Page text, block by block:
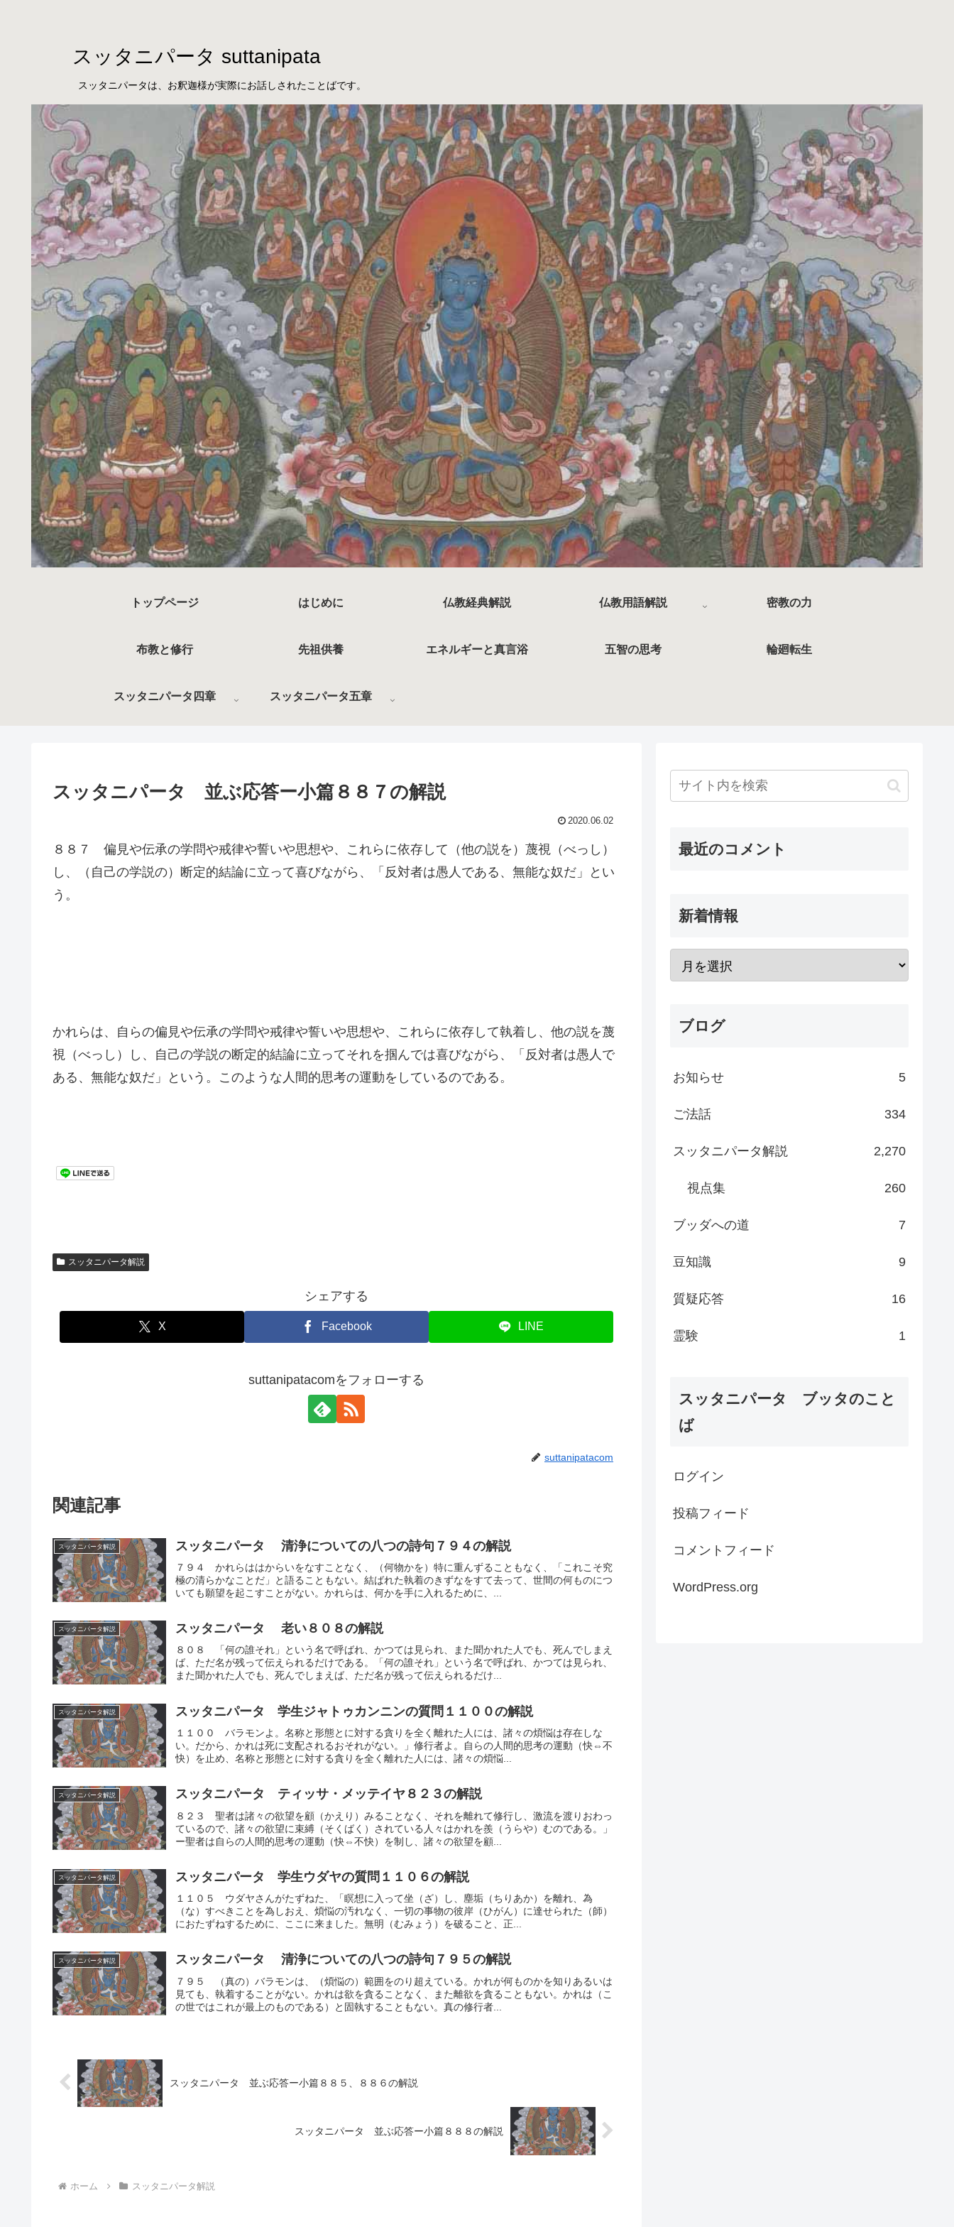
スッタニパータは、お釈迦様が実際にお話しされたことばです。
スッタニパータ suttanipata
トップページ はじめに 仏教経典解説 仏教用語解説 密教の力
布教と修行 先祖供養 エネルギーと真言浴 五智の思考 輪廻転生
スッタニパータ四章 スッタニパータ五章
スッタニパータ 並ぶ応答ー小篇８８７の解説
2020.06.02
８８７ 偏見や伝承の学問や戒律や誓いや思想や、これらに依存して（他の説を）蔑視（べっし）
し、（自己の学説の）断定的結論に立って喜びながら、「反対者は愚人である、無能な奴だ」とい
う。
かれらは、自らの偏見や伝承の学問や戒律や誓いや思想や、これらに依存して執着し、他の説を蔑
視（べっし）し、自己の学説の断定的結論に立ってそれを掴んでは喜びながら、「反対者は愚人で
ある、無能な奴だ」という。このような人間的思考の運動をしているのである。
スッタニパータ解説
シェアする
X Facebook LINE
suttanipatacomをフォローする
suttanipatacom
関連記事
スッタニパータ解説 スッタニパータ 清浄についての八つの詩句７９４の解説
７９４ かれらははからいをなすことなく、（何物かを）特に重んずることもなく、「これこそ究
極の清らかなことだ」と語ることもない。結ばれた執着のきずなをすて去って、世間の何ものにつ
いても願望を起こすことがない。かれらは、何かを手に入れるために、...
スッタニパータ解説 スッタニパータ 老い８０８の解説
８０８ 「何の誰それ」という名で呼ばれ、かつては見られ、また聞かれた人でも、死んでしまえ
ば、ただ名が残って伝えられるだけである。「何の誰それ」という名で呼ばれ、かつては見られ、
また聞かれた人でも、死んでしまえば、ただ名が残って伝えられるだけ...
スッタニパータ解説 スッタニパータ 学生ジャトゥカンニンの質問１１００の解説
１１００ バラモンよ。名称と形態とに対する貪りを全く離れた人には、諸々の煩悩は存在しな
い。だから、かれは死に支配されるおそれがない。」修行者よ。自らの人間的思考の運動（快⇔不
快）を止め、名称と形態とに対する貪りを全く離れた人には、諸々の煩悩...
スッタニパータ解説 スッタニパータ ティッサ・メッテイヤ８２３の解説
８２３ 聖者は諸々の欲望を顧（かえり）みることなく、それを離れて修行し、激流を渡りおわっ
ているので、諸々の欲望に束縛（そくばく）されている人々はかれを羨（うらや）むのである。」
ー聖者は自らの人間的思考の運動（快⇔不快）を制し、諸々の欲望を顧...
スッタニパータ解説 スッタニパータ 学生ウダヤの質問１１０６の解説
１１０５ ウダヤさんがたずねた、「瞑想に入って坐（ざ）し、塵垢（ちりあか）を離れ、為
（な）すべきことを為しおえ、煩悩の汚れなく、一切の事物の彼岸（ひがん）に達せられた（師）
におたずねするために、ここに来ました。無明（むみょう）を破ること、正...
スッタニパータ解説 スッタニパータ 清浄についての八つの詩句７９５の解説
７９５ （真の）バラモンは、（煩悩の）範囲をのり超えている。かれが何ものかを知りあるいは
見ても、執着することがない。かれは欲を貪ることなく、また離欲を貪ることもない。かれは（こ
の世ではこれが最上のものである）と固執することもない。真の修行者...
スッタニパータ 並ぶ応答ー小篇８８５、８８６の解説
スッタニパータ 並ぶ応答ー小篇８８８の解説
ホーム スッタニパータ解説
最近のコメント
新着情報
ブログ
お知らせ 5
ご法話 334
スッタニパータ解説 2,270
視点集 260
ブッダへの道 7
豆知識 9
質疑応答 16
霊験 1
スッタニパータ ブッタのこと
ば
ログイン
投稿フィード
コメントフィード
WordPress.org